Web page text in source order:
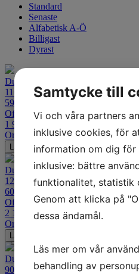
Standard
Senaste
Alfabetisk A-Ö
Billigast
Dyrast
Dunlop Trailmax Raid
110/80R19
59T TL Fram
Offroad
1 989
Ord. pris:2 685kr -26%
Lägg i varukorgen
Dunlop Trailmax Raid
120/70R19
60T TL Fram
Offroad
2 169
kr
Ord. pris:
Lägg i varukorgen
Dunlop Trailmax Raid
90/90-21
Samtycke till
Vi och våra partners
inklusive cookies, för
information om dig för
inklusive: bättre
funktionalitet, statistik
Genom att klicka på
dessa ändamål.
Läs mer om vår
behandling av